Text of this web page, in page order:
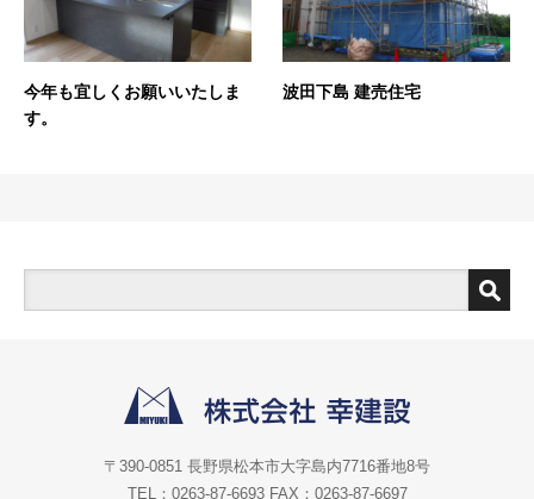
今年も宜しくお願いいたしま
す。
波田下島 建売住宅
〒390-0851 長野県松本市大字島内7716番地8号
TEL：0263-87-6693 FAX：0263-87-6697